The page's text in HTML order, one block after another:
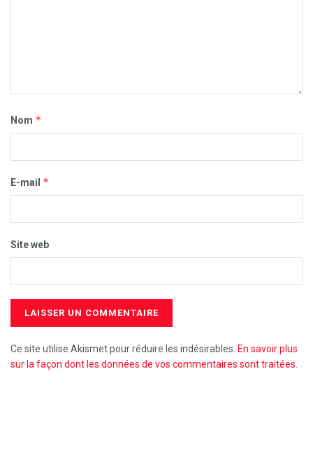
Nom *
E-mail *
Site web
Ce site utilise Akismet pour réduire les indésirables. En savoir plus
sur la façon dont les données de vos commentaires sont traitées.